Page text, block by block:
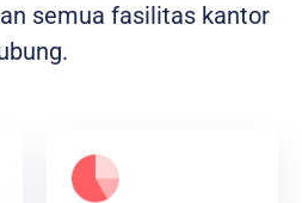
semua fasilitas kantor